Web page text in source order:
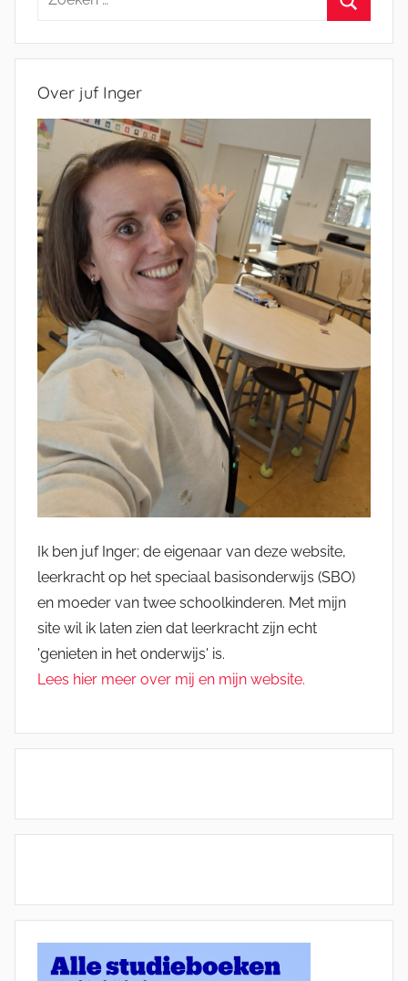
Over juf Inger
Ik ben juf Inger; de eigenaar van deze website,
leerkracht op het speciaal basisonderwijs (SBO)
en moeder van twee schoolkinderen. Met mijn
site wil ik laten zien dat leerkracht zijn echt
'genieten in het onderwijs' is.
Lees hier meer over mij en mijn website.